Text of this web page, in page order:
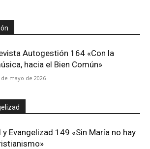
Autogestión 164 «Con la
hacia el Bien Común»
de mayo de 2026
y Evangelizad 149 «Sin María no hay